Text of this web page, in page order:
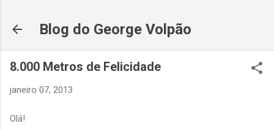
Blog do George Volpão
8.000 Metros de Felicidade
janeiro 07, 2013
Olá!